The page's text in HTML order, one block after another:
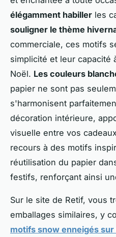
élégamment habiller les
souligner le thème
commerciale, ces motifs
simplicité et leur capacité
Noël. Les couleurs
papier ne sont pas
s'harmonisent
décoration intérieure,
visuelle entre vos
recours à des motifs
réutilisation du papier
festifs, renforçant ainsi
Sur le site de Retif, vous
emballages similaires, y
motifs snow enneigés